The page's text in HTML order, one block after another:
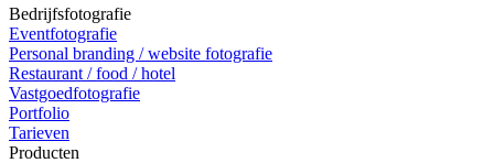
Bedrijfsfotografie
Eventfotografie
Personal branding / website fotografie
Restaurant / food / hotel
Vastgoedfotografie
Portfolio
Tarieven
Producten